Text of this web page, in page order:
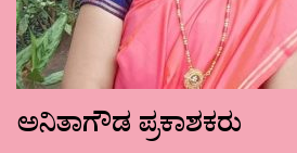
ಅನಿತಾಗೌಡ ಪ್ರಕಾಶಕರು